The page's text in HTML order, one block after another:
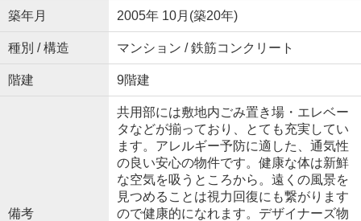
築年月 2005年 10月(築20年)
種別 / 構造 マンション / 鉄筋コンクリート
階建 9階建
備考
共用部には敷地内ごみ置き場・エレベー
タなどが揃っており、とても充実してい
ます。アレルギー予防に適した、通気性
の良い安心の物件です。健康な体は新鮮
な空気を吸うところから。遠くの風景を
見つめることは視力回復にも繋がります
ので健康的になれます。デザイナーズ物